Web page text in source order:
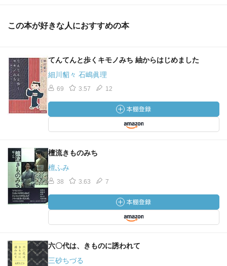
この本が好きな人におすすめの本
てんてんと歩くキモノみち 紬からはじめました
細川貂々 石嶋眞理
69 3.57 12
檀流きものみち
檀ふみ
38 3.63 7
六〇代は、きものに誘われて
三砂ちづる